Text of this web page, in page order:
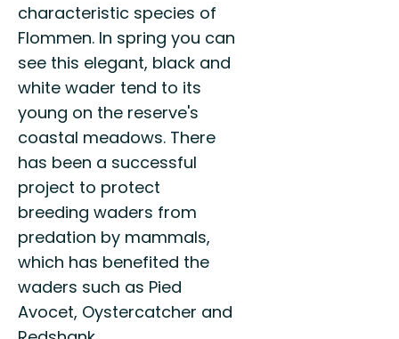
characteristic species of
Flommen. In spring you can
see this elegant, black and
white wader tend to its
young on the reserve's
coastal meadows. There
has been a successful
project to protect
breeding waders from
predation by mammals,
which has benefited the
waders such as Pied
Avocet, Oystercatcher and